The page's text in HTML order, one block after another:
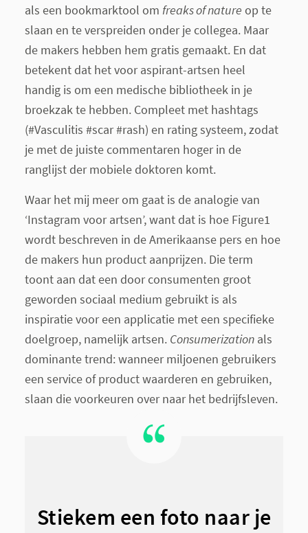
als een bookmarktool om freaks of nature op te
slaan en te verspreiden onder je collegea. Maar
de makers hebben hem gratis gemaakt. En dat
betekent dat het voor aspirant-artsen heel
handig is om een medische bibliotheek in je
broekzak te hebben. Compleet met hashtags
(#Vasculitis #scar #rash) en rating systeem, zodat
je met de juiste commentaren hoger in de
ranglijst der mobiele doktoren komt.
Waar het mij meer om gaat is de analogie van
‘Instagram voor artsen’, want dat is hoe Figure1
wordt beschreven in de Amerikaanse pers en hoe
de makers hun product aanprijzen. Die term
toont aan dat een door consumenten groot
geworden sociaal medium gebruikt is als
inspiratie voor een applicatie met een specifieke
doelgroep, namelijk artsen. Consumerizationals
dominante trend: wanneer miljoenen gebruikers
een service of product waarderen en gebruiken,
slaan die voorkeuren over naar het bedrijfsleven.
Stiekem een foto naar je